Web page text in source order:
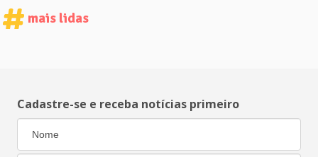
mais lidas
Cadastre-se e receba notícias primeiro